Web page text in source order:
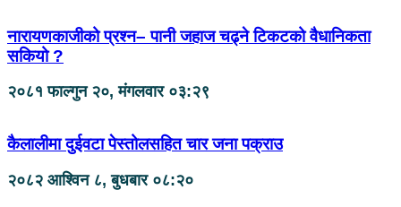
नारायणकाजीको प्रश्न– पानी जहाज चढ्ने टिकटको वैधानिकता
सकियो ?
२०८१ फाल्गुन २०, मंगलवार ०३:२९
कैलालीमा दुईवटा पेस्तोलसहित चार जना पक्राउ
२०८२ आश्विन ८, बुधबार ०८:२०